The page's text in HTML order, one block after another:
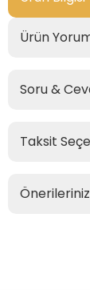
Ürün
Soru &
Taksit
Önerileriniz